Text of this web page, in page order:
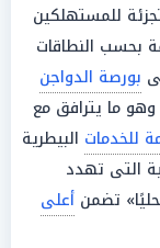
للمستهلكين
بحسب النطاقات
بورصة الدواجن
وهو ما يترافق مع
للخدمات البيطرية
التى تهدد
تضمن أعلى